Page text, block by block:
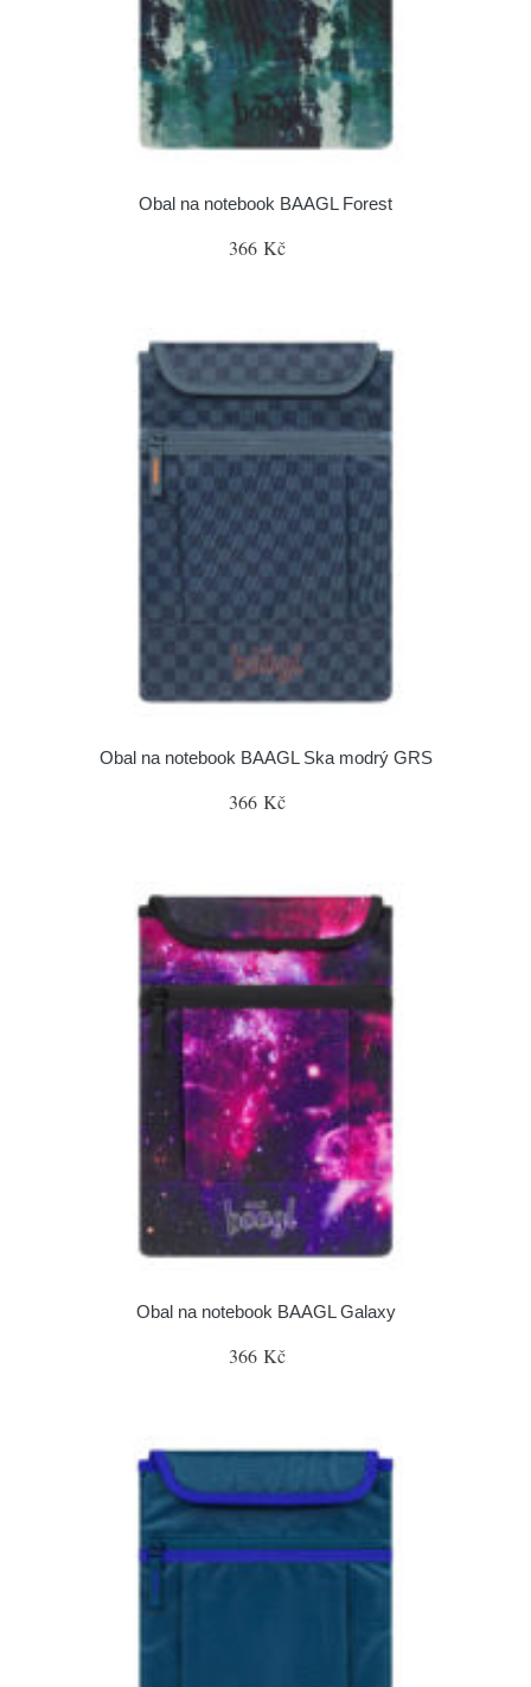
Obal na notebook BAAGL Forest
366 Kč
Obal na notebook BAAGL Ska modrý GRS
366 Kč
Obal na notebook BAAGL Galaxy
366 Kč